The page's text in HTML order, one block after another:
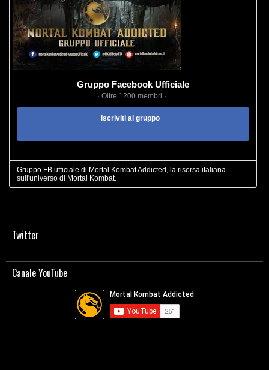
Gruppo Facebook Ufficiale
· Oltre 1200 membri ·
Iscriviti al gruppo
Gruppo FB ufficiale di Mortal Kombat Addicted, la risorsa italiana
sull'universo di Mortal Kombat.
Twitter
Canale YouTube